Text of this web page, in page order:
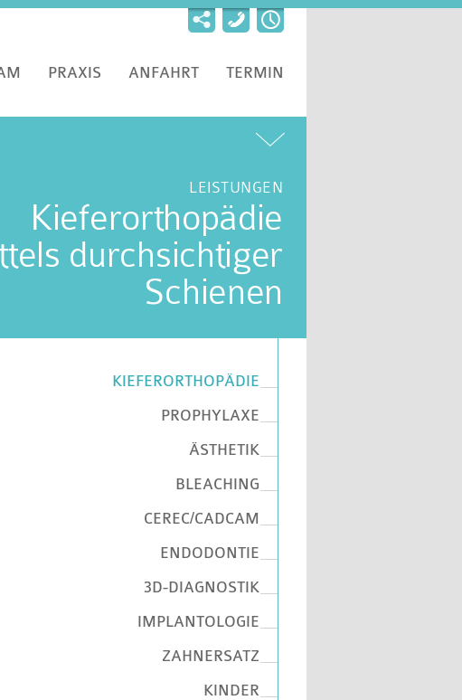
PRAXIS ANFAHRT TERMIN
LEISTUNGEN
Kieferorthopädie
durchsichtiger
Schienen
KIEFERORTHOPÄDIE
PROPHYLAXE
ÄSTHETIK
BLEACHING
CEREC/CADCAM
ENDODONTIE
3D-DIAGNOSTIK
IMPLANTOLOGIE
ZAHNERSATZ
KINDER